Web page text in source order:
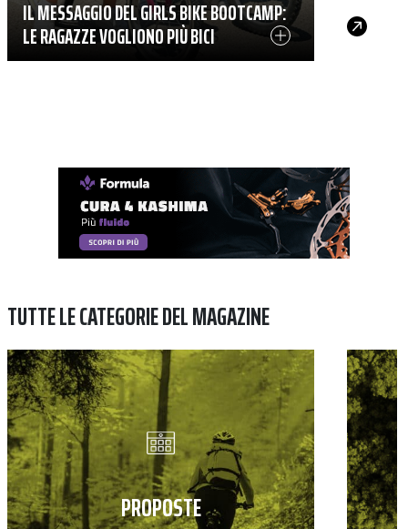
IL MESSAGGIO DEL GIRLS BIKE BOOTCAMP:
LE RAGAZZE VOGLIONO PIÙ BICI
TUTTE LE CATEGORIE DEL MAGAZINE
PROPOSTE